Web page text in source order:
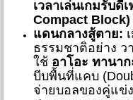
เวลาเล่นเกมรับ
Compact Block)
แดนกลางสู้ตาย:
ธรรมชาติอย่าง ว
ใช้ อาโอะ ทานาก
บีบพื้นที่แคบ
จ่ายบอลของคู่แข่